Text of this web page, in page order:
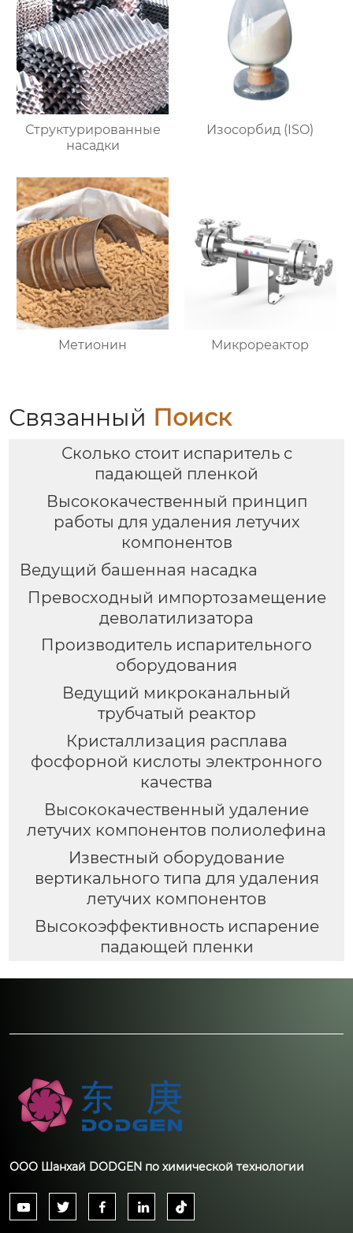
Структурированные
насадки
Изосорбид (ISO)
Метионин Микрореактор
Связанный Поиск
Сколько стоит испаритель с
падающей пленкой
Высококачественный принцип
работы для удаления летучих
компонентов
Ведущий башенная насадка
Превосходный импортозамещение
деволатилизатора
Производитель испарительного
оборудования
Ведущий микроканальный
трубчатый реактор
Кристаллизация расплава
фосфорной кислоты электронного
качества
Высококачественный удаление
летучих компонентов полиолефина
Известный оборудование
вертикального типа для удаления
летучих компонентов
Высокоэффективность испарение
падающей пленки
ООО Шанхай DODGEN по химической технологии
    